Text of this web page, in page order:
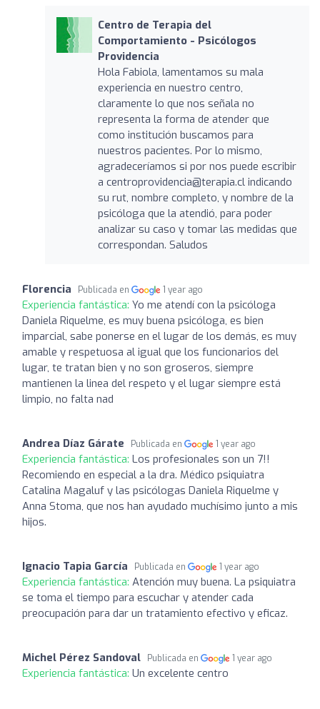
Centro de Terapia del
Comportamiento - Psicólogos
Providencia
Hola Fabiola, lamentamos su mala
experiencia en nuestro centro,
claramente lo que nos señala no
representa la forma de atender que
como institución buscamos para
nuestros pacientes. Por lo mismo,
agradeceríamos si por nos puede escribir
a centroprovidencia@terapia.clindicando
su rut, nombre completo, y nombre de la
psicóloga que la atendió, para poder
analizar su caso y tomar las medidas que
correspondan. Saludos
Florencia Publicada en 1 year ago
Experiencia fantástica: Yo me atendí con la psicóloga
Daniela Riquelme, es muy buena psicóloga, es bien
imparcial, sabe ponerse en el lugar de los demás, es muy
amable y respetuosa al igual que los funcionarios del
lugar, te tratan bien y no son groseros, siempre
mantienen la linea del respeto y el lugar siempre está
limpio, no falta nad
Andrea Díaz Gárate Publicada en 1 year ago
Experiencia fantástica: Los profesionales son un 7!!
Recomiendo en especial a la dra. Médico psiquiatra
Catalina Magaluf y las psicólogas Daniela Riquelme y
Anna Stoma, que nos han ayudado muchísimo junto a mis
hijos.
Ignacio Tapia García Publicada en 1 year ago
Experiencia fantástica: Atención muy buena. La psiquiatra
se toma el tiempo para escuchar y atender cada
preocupación para dar un tratamiento efectivo y eficaz.
Michel Pérez Sandoval Publicada en 1 year ago
Experiencia fantástica: Un excelente centro